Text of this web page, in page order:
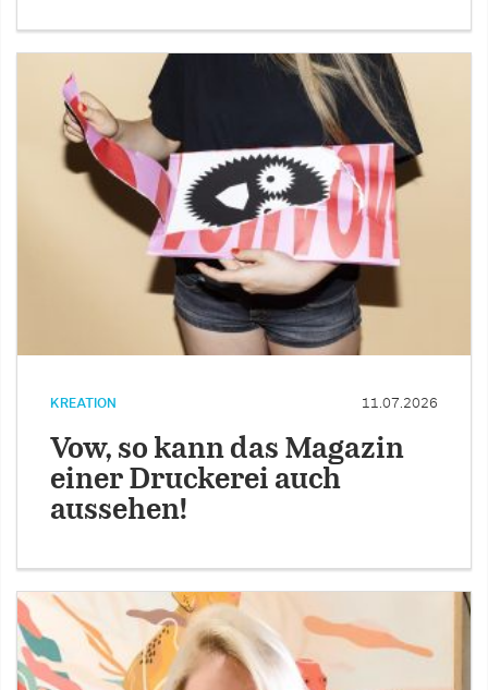
KREATION 11.07.2026
Vow, so kann das Magazin
einer Druckerei auch
aussehen!